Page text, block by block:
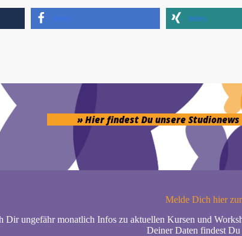
teilen teilen
» Hier findest Du unsere Studionews
Melde Dich hier
Dir ungefähr monatlich Infos zu aktuellen Kursen und
Deiner Daten findest